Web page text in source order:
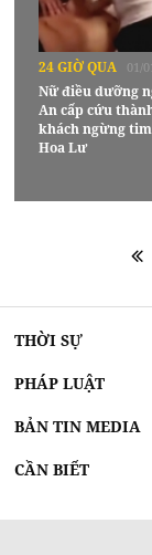
24 GIỜ QUA 01/
Nữ điều dưỡng
An cấp cứu
khách ngừng
Hoa Lư
THỜI SỰ
PHÁP LUẬT
BẢN TIN MEDIA
CẦN BIẾT